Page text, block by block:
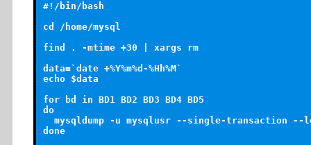
#!/bin/bash
cd /home/mysql
find . -mtime +30 | xargs rm
data=`date +%Y%m%d-%Hh%M`
echo $data
for bd in BD1 BD2 BD3 BD4 BD5
do
mysqldump -u mysqlusr --single-transaction
done